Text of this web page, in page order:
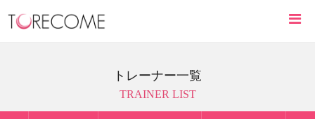
トレーナー一覧
TRAINER LIST